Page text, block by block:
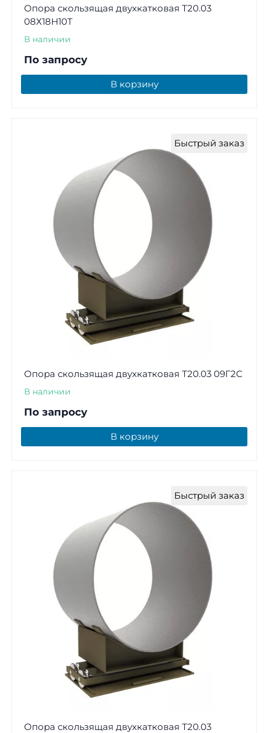
Опора скользящая двухкатковая Т20.03
08Х18Н10Т
В наличии
По запросу
В корзину
Быстрый заказ
Опора скользящая двухкатковая Т20.03 09Г2С
В наличии
По запросу
В корзину
Быстрый заказ
Опора скользящая двухкатковая Т20.03